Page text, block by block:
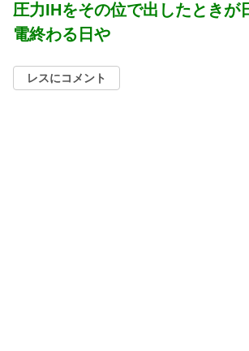
圧力IHをその位で出したときが
電終わる日や
レスにコメント